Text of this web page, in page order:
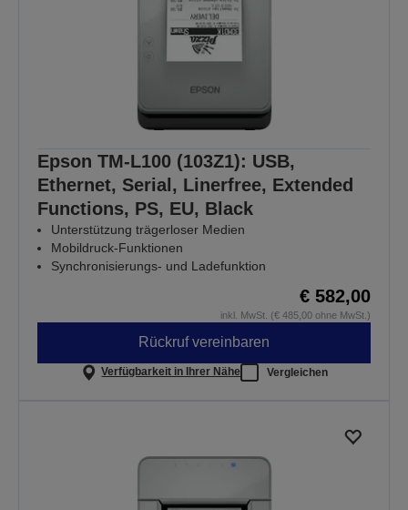
Epson TM-L100 (103Z1): USB,
Ethernet, Serial, Linerfree, Extended
Functions, PS, EU, Black
Unterstützung trägerloser Medien
Mobildruck-Funktionen
Synchronisierungs- und Ladefunktion
€ 582,00
inkl. MwSt. (€ 485,00 ohne MwSt.)
Rückruf vereinbaren
Verfügbarkeit in Ihrer Nähe Vergleichen